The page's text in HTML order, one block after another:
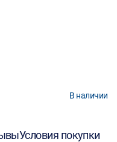
В наличии
Условия покупки